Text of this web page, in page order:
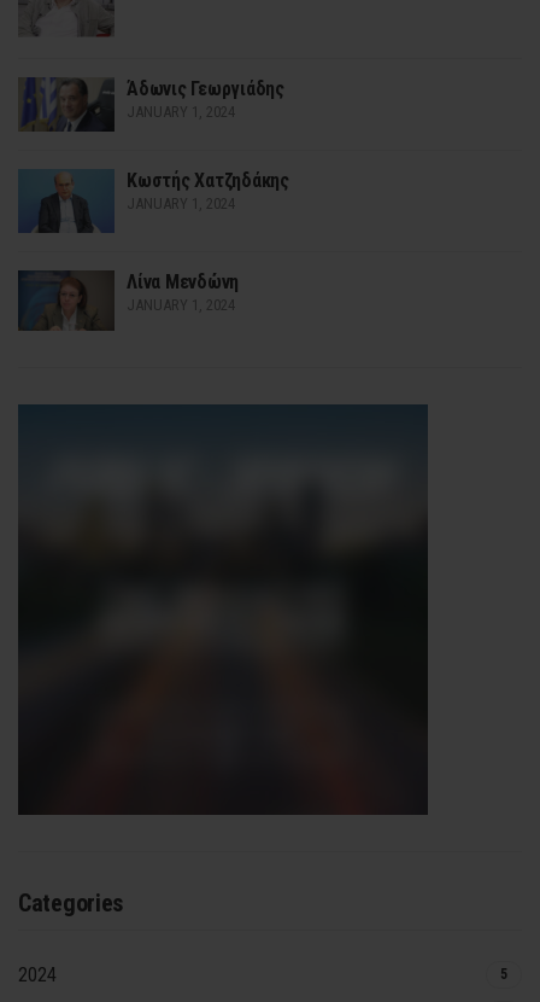
Άδωνις Γεωργιάδης
JANUARY 1, 2024
Κωστής Χατζηδάκης
JANUARY 1, 2024
Λίνα Μενδώνη
JANUARY 1, 2024
Categories
2024 5